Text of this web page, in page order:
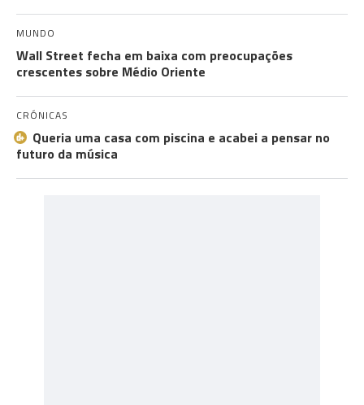
MUNDO
Wall Street fecha em baixa com preocupações
crescentes sobre Médio Oriente
CRÓNICAS
Queria uma casa com piscina e acabei a pensar no
futuro da música